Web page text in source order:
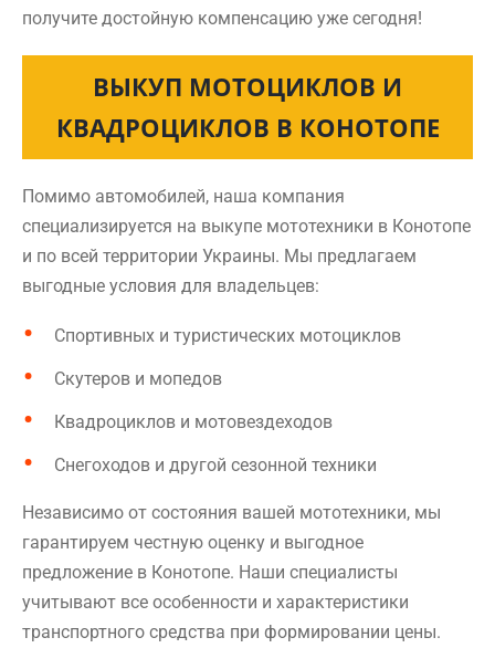
получите достойную компенсацию уже сегодня!
ВЫКУП МОТОЦИКЛОВ И
КВАДРОЦИКЛОВ В КОНОТОПЕ
Помимо автомобилей, наша компания
специализируется на выкупе мототехники в Конотопе
и по всей территории Украины. Мы предлагаем
выгодные условия для владельцев:
Спортивных и туристических мотоциклов
Скутеров и мопедов
Квадроциклов и мотовездеходов
Снегоходов и другой сезонной техники
Независимо от состояния вашей мототехники, мы
гарантируем честную оценку и выгодное
предложение в Конотопе. Наши специалисты
учитывают все особенности и характеристики
транспортного средства при формировании цены.